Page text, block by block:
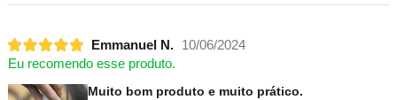
Emmanuel N.
10/06/2024
Eu recomendo esse produto.
Muito bom produto e muito prático.